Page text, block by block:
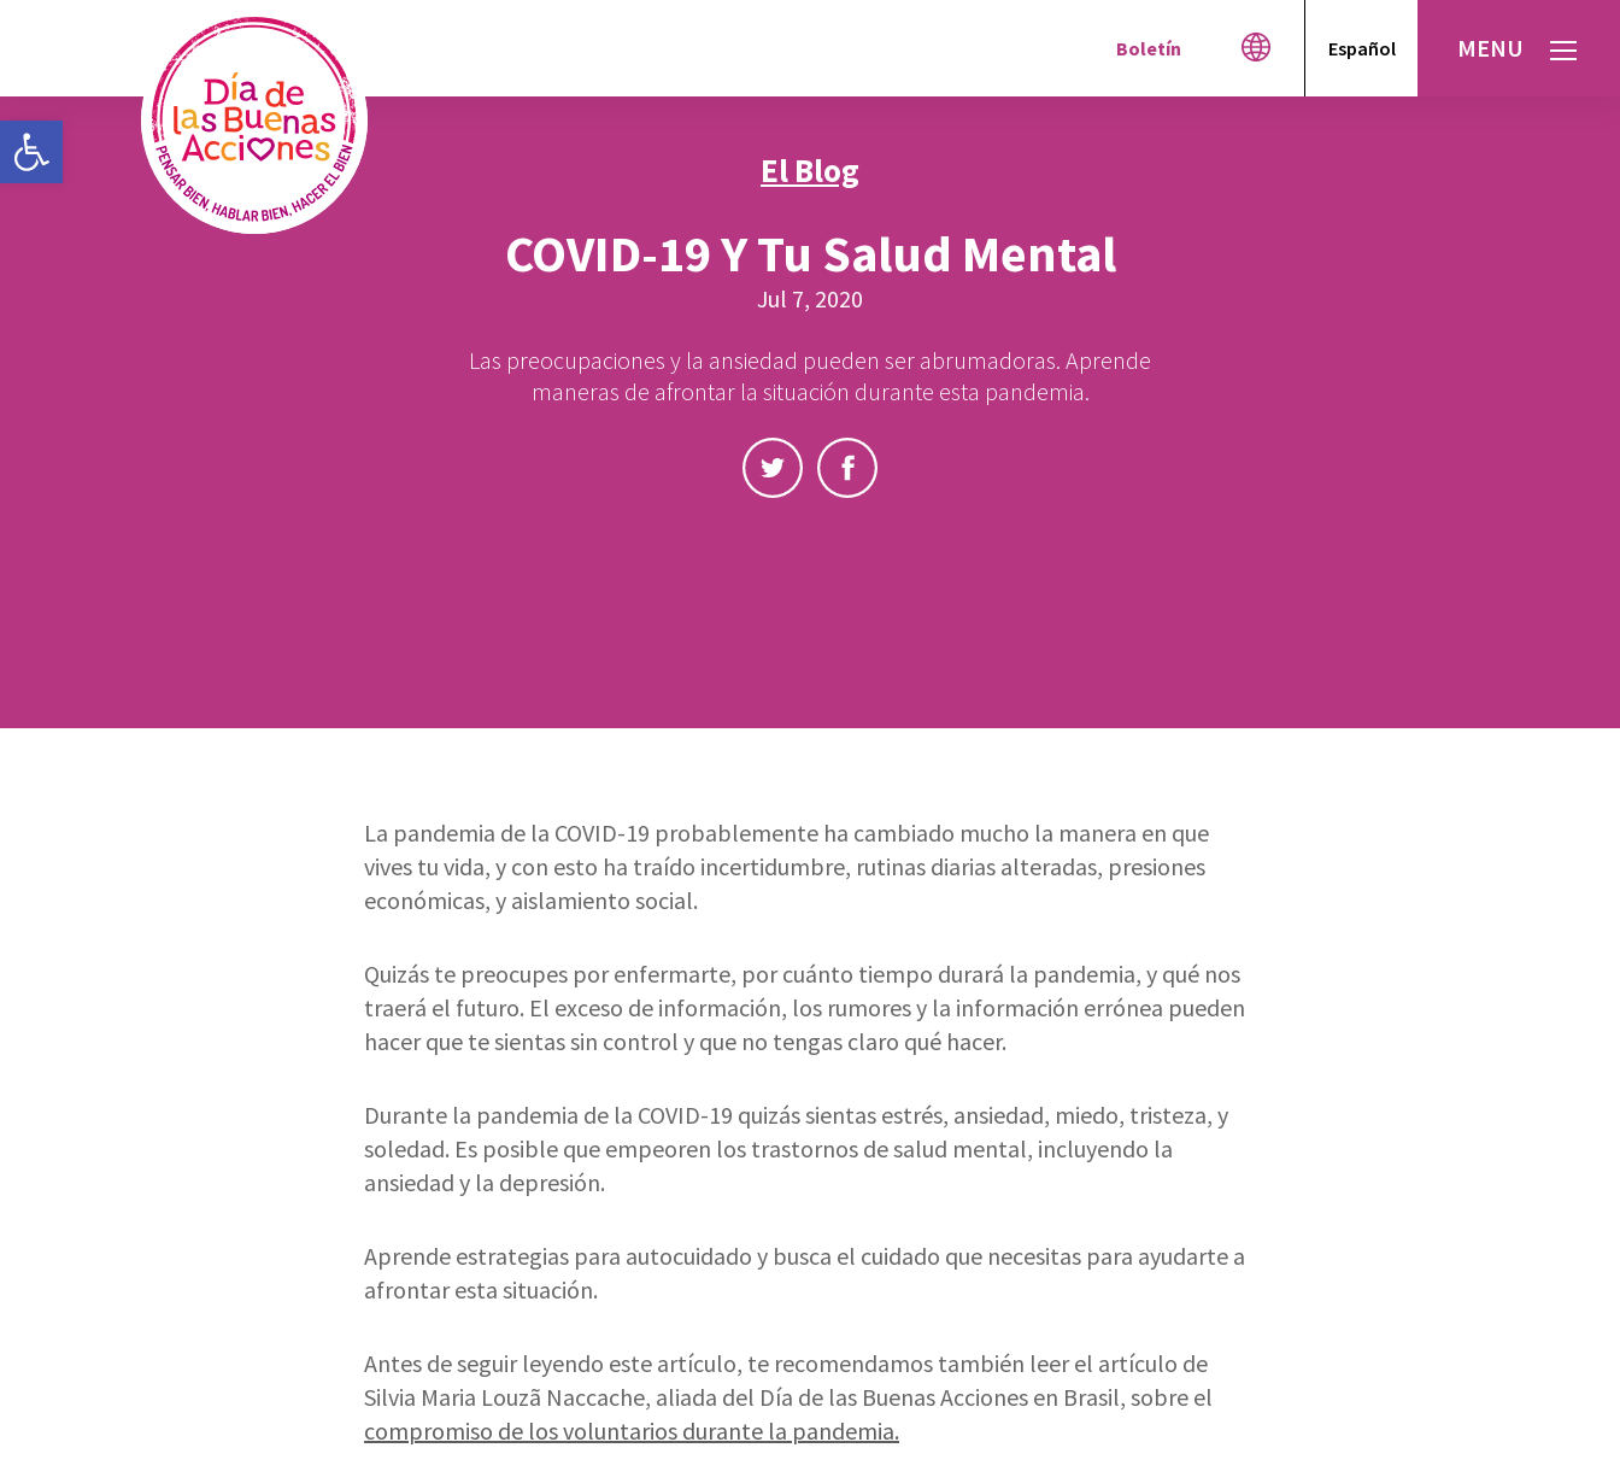
Open toolbar
MENU
Español
Boletín
El Blog
COVID-19 Y Tu Salud Mental
Jul 7, 2020
Las preocupaciones y la ansiedad pueden ser abrumadoras. Aprende
maneras de afrontar la situación durante esta pandemia.
La pandemia de la COVID-19 probablemente ha cambiado mucho la manera en que
vives tu vida, y con esto ha traído incertidumbre, rutinas diarias alteradas, presiones
económicas, y aislamiento social.
Quizás te preocupes por enfermarte, por cuánto tiempo durará la pandemia, y qué nos
traerá el futuro. El exceso de información, los rumores y la información errónea pueden
hacer que te sientas sin control y que no tengas claro qué hacer.
Durante la pandemia de la COVID-19 quizás sientas estrés, ansiedad, miedo, tristeza, y
soledad. Es posible que empeoren los trastornos de salud mental, incluyendo la
ansiedad y la depresión.
Aprende estrategias para autocuidado y busca el cuidado que necesitas para ayudarte a
afrontar esta situación.
Antes de seguir leyendo este artículo, te recomendamos también leer el artículo de
Silvia Maria Louzã Naccache, aliada del Día de las Buenas Acciones en Brasil, sobre el
compromiso de los voluntarios durante la pandemia.